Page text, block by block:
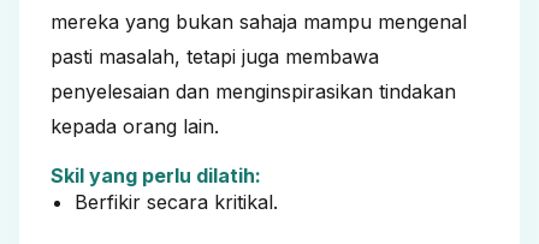
mereka yang bukan sahaja mampu mengenal
pasti masalah, tetapi juga membawa
penyelesaian dan menginspirasikan tindakan
kepada orang lain.
Skil yang perlu dilatih:
Berfikir secara kritikal.